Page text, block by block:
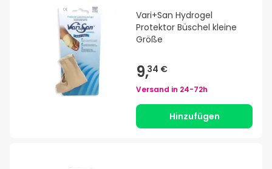
Vari+San Hydrogel
Protektor Büschel kleine
Größe
9,34 €
Versand in 24-72h
Hinzufügen